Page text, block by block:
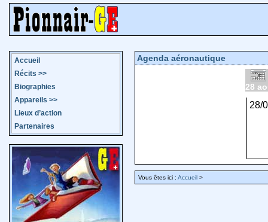
Accueil
Récits >>
Biographies
Appareils >>
Lieux d’action
Partenaires
Agenda aéronautique
28
28/
Vous êtes ici : Accueil >